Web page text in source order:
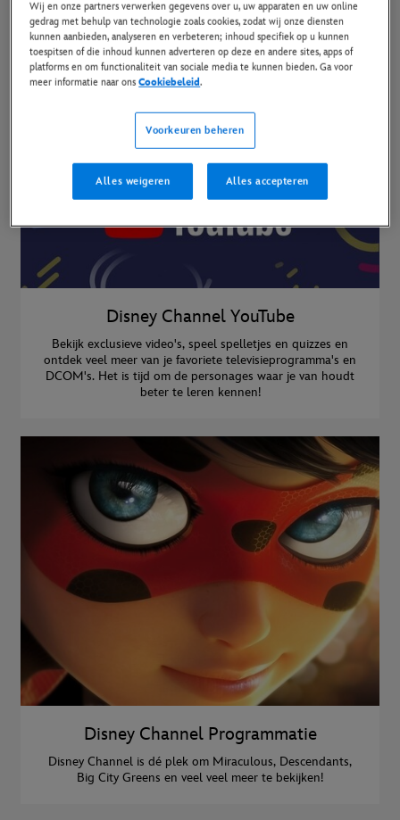
Disney Channel YouTube
Bekijk exclusieve video's, speel spelletjes en quizzes en
ontdek veel meer van je favoriete televisieprogramma's en
DCOM's. Het is tijd om de personages waar je van houdt
beter te leren kennen!
Disney Channel Programmatie
Disney Channel is dé plek om Miraculous, Descendants,
Big City Greens en veel veel meer te bekijken!
Wij en onze partners verwerken gegevens over u, uw apparaten en uw online
gedrag met behulp van technologie zoals cookies, zodat wij onze diensten
kunnen aanbieden, analyseren en verbeteren; inhoud specifiek op u kunnen
toespitsen of die inhoud kunnen adverteren op deze en andere sites, apps of
platforms en om functionaliteit van sociale media te kunnen bieden. Ga voor
meer informatie naar onsCookiebeleid.
Voorkeuren beheren
Alles weigeren Alles accepteren